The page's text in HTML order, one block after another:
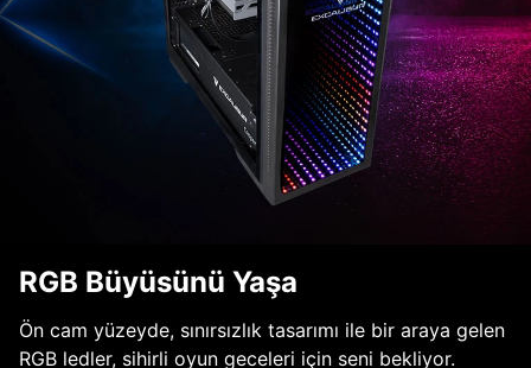
RGB Büyüsünü Yaşa
Ön cam yüzeyde, sınırsızlık tasarımı ile bir araya gelen
RGB ledler, sihirli oyun geceleri için seni bekliyor.